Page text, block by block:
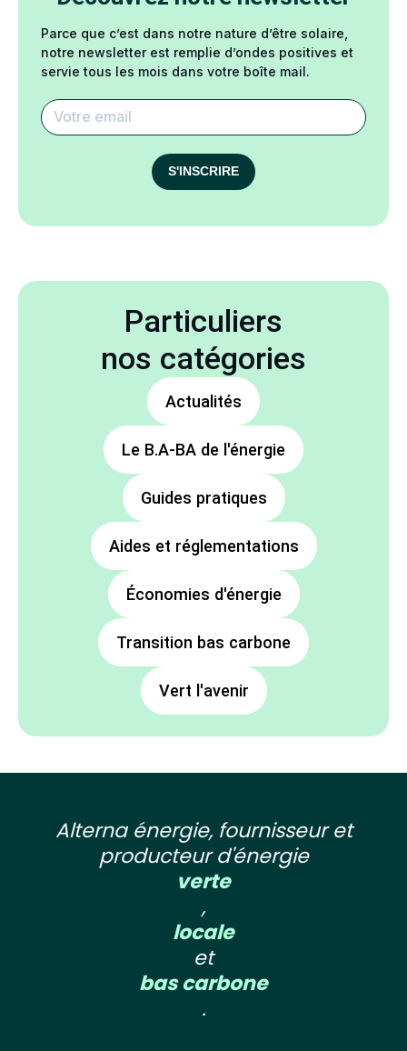
Parce que c’est dans notre nature d’être solaire,
notre newsletter est remplie d’ondes positives et
servie tous les mois dans votre boîte mail.
S'INSCRIRE
Particuliers
nos catégories
Actualités
Le B.A-BA de l'énergie
Guides pratiques
Aides et réglementations
Économies d'énergie
Transition bas carbone
Vert l'avenir
Alterna énergie, fournisseur et
producteur d'énergie
verte
,
locale
et
bas carbone
.